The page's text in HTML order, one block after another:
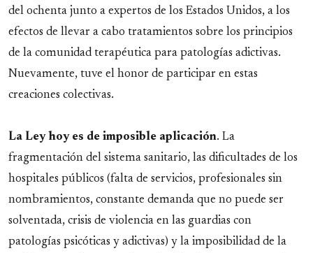
del ochenta junto a expertos de los Estados Unidos, a los
efectos de llevar a cabo tratamientos sobre los principios
de la comunidad terapéutica para patologías adictivas.
Nuevamente, tuve el honor de participar en estas
creaciones colectivas.
La Ley hoy es de imposible aplicación. La
fragmentación del sistema sanitario, las dificultades de los
hospitales públicos (falta de servicios, profesionales sin
nombramientos, constante demanda que no puede ser
solventada, crisis de violencia en las guardias con
patologías psicóticas y adictivas) y la imposibilidad de la